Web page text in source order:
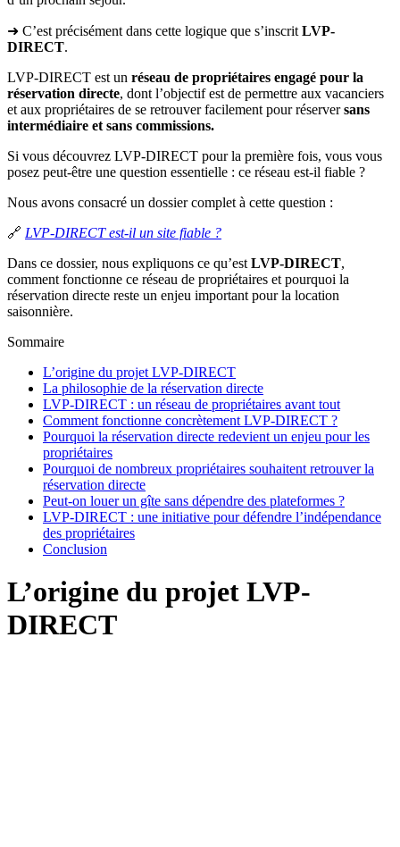
➜ C’est précisément dans cette logique que s’inscrit LVP-
DIRECT.
LVP-DIRECT est un réseau de propriétaires engagé pour la
réservation directe, dont l’objectif est de permettre aux vacanciers
et aux propriétaires de se retrouver facilement pour réserversans
intermédiaire et sans commissions.
Si vous découvrez LVP-DIRECT pour la première fois, vous vous
posez peut-être une question essentielle : ce réseau est-il fiable ?
Nous avons consacré un dossier complet à cette question :
🔗 LVP-DIRECT est-il un site fiable ?
Dans ce dossier, nous expliquons ce qu’est LVP-DIRECT,
comment fonctionne ce réseau de propriétaires et pourquoi la
réservation directe reste un enjeu important pour la location
saisonnière.
Sommaire
L’origine du projet LVP-DIRECT
La philosophie de la réservation directe
LVP-DIRECT : un réseau de propriétaires avant tout
Comment fonctionne concrètement LVP-DIRECT ?
Pourquoi la réservation directe redevient un enjeu pour les
propriétaires
Pourquoi de nombreux propriétaires souhaitent retrouver la
réservation directe
Peut-on louer un gîte sans dépendre des plateformes ?
LVP-DIRECT : une initiative pour défendre l’indépendance
des propriétaires
Conclusion
L’origine du projet LVP-
DIRECT